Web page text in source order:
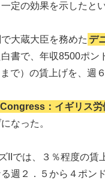
定の効果を示したと
大蔵大臣を務めた デ
書で、年収8500ポ
で）の賃上げを、週
：イギリス労
なった。
IIでは、３％程度の賃
週２．５から４ポン